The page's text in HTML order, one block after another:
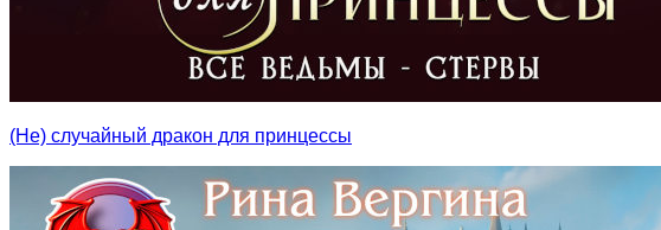
(Не) случайный дракон для принцессы